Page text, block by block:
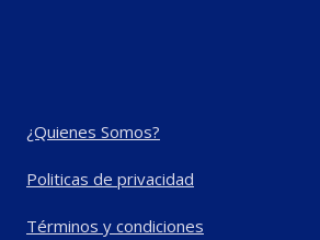
¿Quienes Somos?
Politicas de privacidad
Términos y condiciones